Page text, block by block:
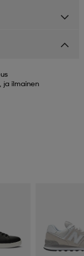
ja ilmainen